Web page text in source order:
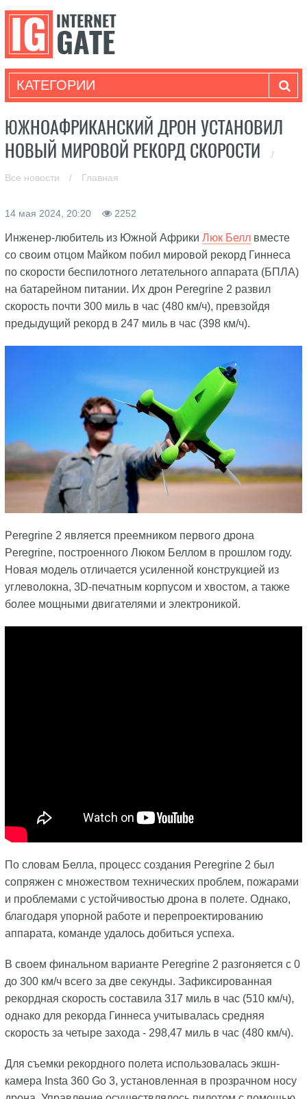
КАТЕГОРИИ
ЮЖНОАФРИКАНСКИЙ ДРОН УСТАНОВИЛ
НОВЫЙ МИРОВОЙ РЕКОРД СКОРОСТИ
/
Все новости / Главная
14 мая 2024, 20:20 2252
Инженер-любитель из Южной Африки Люк Беллвместе
со своим отцом Майком побил мировой рекорд Гиннеса
по скорости беспилотного летательного аппарата (БПЛА)
на батарейном питании. Их дрон Peregrine 2 развил
скорость почти 300 миль в час (480 км/ч), превзойдя
предыдущий рекорд в 247 миль в час (398 км/ч).
Peregrine 2 является преемником первого дрона
Peregrine, построенного Люком Беллом в прошлом году.
Новая модель отличается усиленной конструкцией из
углеволокна, 3D-печатным корпусом и хвостом, а также
более мощными двигателями и электроникой.
По словам Белла, процесс создания Peregrine 2 был
сопряжен с множеством технических проблем, пожарами
и проблемами с устойчивостью дрона в полете. Однако,
благодаря упорной работе и перепроектированию
аппарата, команде удалось добиться успеха.
В своем финальном варианте Peregrine 2 разгоняется с 0
до 300 км/ч всего за две секунды. Зафиксированная
рекордная скорость составила 317 миль в час (510 км/ч),
однако для рекорда Гиннеса учитывалась средняя
скорость за четыре захода - 298,47 миль в час (480 км/ч).
Для съемки рекордного полета использовалась экшн-
камера Insta 360 Go 3, установленная в прозрачном носу